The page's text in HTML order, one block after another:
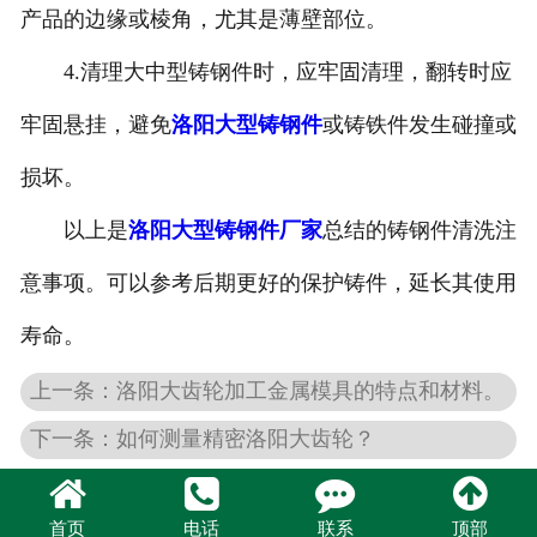
产品的边缘或棱角，尤其是薄壁部位。
4.清理大中型铸钢件时，应牢固清理，翻转时应
牢固悬挂，避免洛阳大型铸钢件或铸铁件发生碰撞或
损坏。
以上是洛阳大型铸钢件厂家总结的铸钢件清洗注
意事项。可以参考后期更好的保护铸件，延长其使用
寿命。
上一条：洛阳大齿轮加工金属模具的特点和材料。
下一条：如何测量精密洛阳大齿轮？
首页 电话 联系 顶部